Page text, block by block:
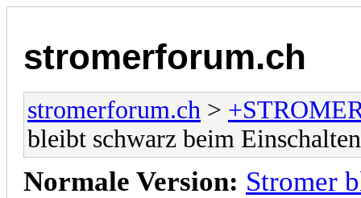
stromerforum.ch
stromerforum.ch >
bleibt schwarz beim Einschalten
Normale Version: Stromer